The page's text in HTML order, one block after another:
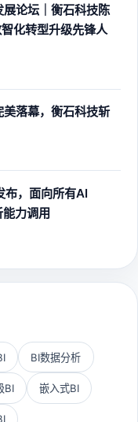
论坛｜衡石科技陈
化转型升级先锋人
落幕，衡石科技斩
布，面向所有AI
力调用
BI数据分析
BI 嵌入式BI